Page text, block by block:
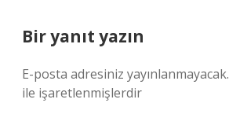
Bir yanıt yazın
E-posta adresiniz yayınlanmayacak.
ile işaretlenmişlerdir